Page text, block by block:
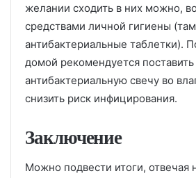
желании сходить в них можно,
средствами личной гигиены
антибактериальные таблетки).
домой рекомендуется поставить
антибактериальную свечу во
снизить риск инфицирования.
Заключение
Можно подвести итоги, отвечая